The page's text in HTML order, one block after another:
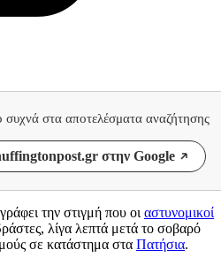
συχνά στα αποτελέσματα αναζήτησης
στην Google
την στιγμή που οι αστυνομικοί
λίγα λεπτά μετά το σοβαρό
σε κατάστημα στα Πατήσια.